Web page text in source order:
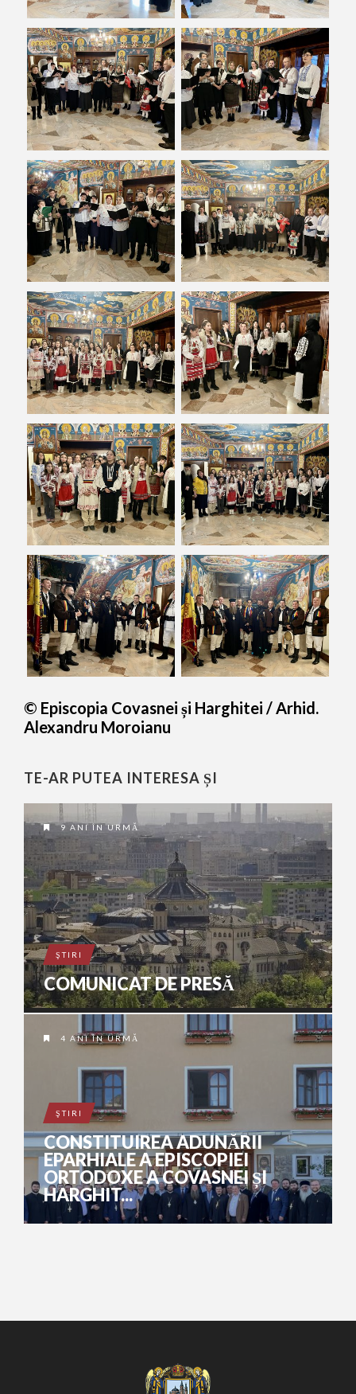
© Episcopia Covasnei și Harghitei / Arhid.
Alexandru Moroianu
TE-AR PUTEA INTERESA ȘI
9 ANI ÎN URMĂ
ŞTIRI
COMUNICAT DE PRESĂ
4 ANI ÎN URMĂ
ŞTIRI
CONSTITUIREA ADUNĂRII
EPARHIALE A EPISCOPIEI
ORTODOXE A COVASNEI ȘI
HARGHIT...